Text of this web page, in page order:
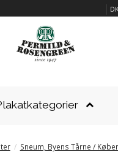
/ Sneum, Byens Tårne /